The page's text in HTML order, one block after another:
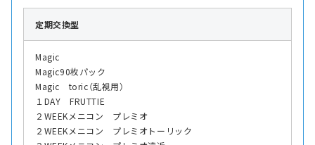
定期交換型
Magic
Magic90枚パック
Magic toric（乱視用）
１DAY FRUTTIE
２WEEKメニコン プレミオ
２WEEKメニコン プレミオトーリック